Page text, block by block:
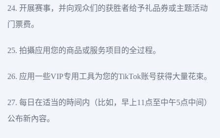
24. 开展赛事，并向观众们的获胜者给予礼品券或主题活动
门票费。
25. 拍攝应用您的商品或服务项目的全过程。
26. 应用一些VIP专用工具为您的TikTok账号获得大量花束。
27. 每日在适当的時间内（比如，早上11点至中午5点中间）
公布新內容。